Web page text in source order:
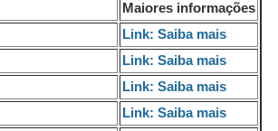
Maiores informações
Link: Saiba mais
Link: Saiba mais
Link: Saiba mais
Link: Saiba mais